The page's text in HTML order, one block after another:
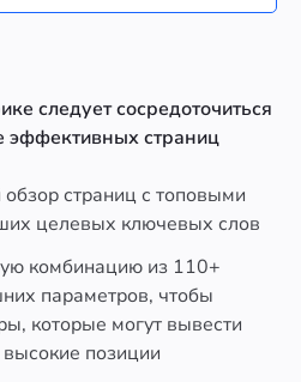
следует сосредоточиться
эффективных страниц
страниц с топовыми
целевых ключевых слов
комбинацию из 110+
параметров, чтобы
которые могут вывести
позиции